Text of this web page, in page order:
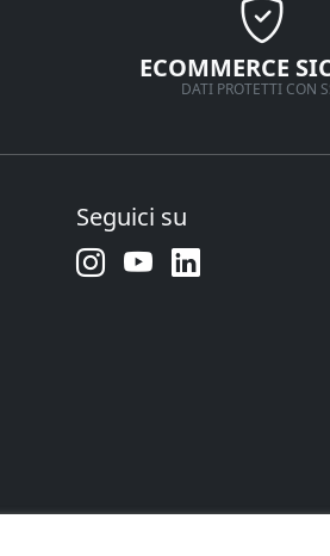
ECOMMERCE
DATI PROTETTI CON
Seguici su